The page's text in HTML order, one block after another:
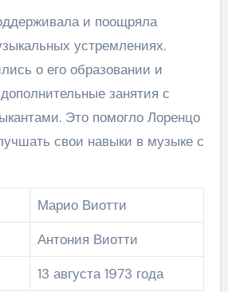
и поощряла
устремлениях.
о его образовании и
занятия с
Это помогло Лоренцо
свои навыки в музыке с
Марио Виотти
Антония Виотти
13 августа 1973 года